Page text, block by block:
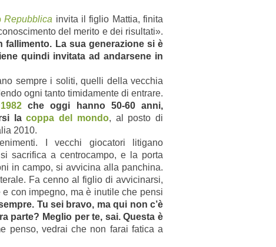
Repubblica invita il figlio Mattia, finita
del merito e dei risultati».
fallimento. La sua generazione si è
quindi invitata ad andarsene in
sempre i soliti, quelli della vecchia
ogni tanto timidamente di entrare.
che oggi hanno 50-60 anni,
lacoppa del mondo, al posto di
2010.
I vecchi giocatori litigano
sacrifica a centrocampo, e la porta
in campo, si avvicina alla panchina.
Fa cenno al figlio di avvicinarsi,
con impegno, ma è inutile che pensi
Tu sei bravo, ma qui non c’è
parte? Meglio per te, sai. Questa è
penso, vedrai che non farai fatica a